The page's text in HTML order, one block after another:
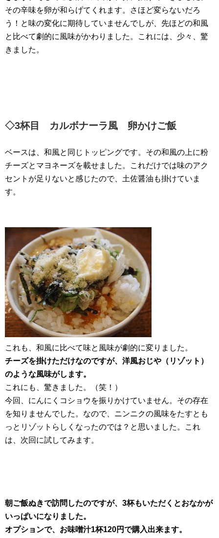
その辛味を卵が和らげてくれます。さほど変らないだろ
う！と味の変化に期待していませんでしが、先ほどの和風
と比べて劇的に風味がかわりました。これには、少々、驚
きました。
◇3杯目 カルボナーラ風 卵かけご飯
ベースは、和風と同じトッピングです。その和風の上に粉
チーズとマヨネーズを載せました。これだけでは味のアク
セントが足りないと感じたので、土佐醤油も掛けていま
す。
これも、和風に比べて味と風味が劇的に変りました。
チーズを掛けただけなのですが、洋風おじや（リゾット）
のような風味がします。
これにも、驚きました。（笑！）
今回、にんにくコショウを振りかけていません。その存在
を知りませんでした。なので、ニンニクの風味をたすとも
っとリゾットらしくなったのでは？と思いました。これ
は、次回に試してみます。
朝ご飯ぬきで訪問したのですが、3杯もいただくとおなかが
いっぱいになりました。
オプションで、お味噌汁1杯120円で購入出来ます。